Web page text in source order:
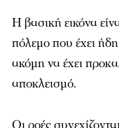
Η βασική εικόνα
πόλεμο που έχει
ακόμη να έχει
αποκλεισμό.
Οι ροές